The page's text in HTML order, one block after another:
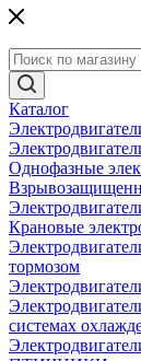
Каталог
Однофазные
Крановые
тормозом
системах